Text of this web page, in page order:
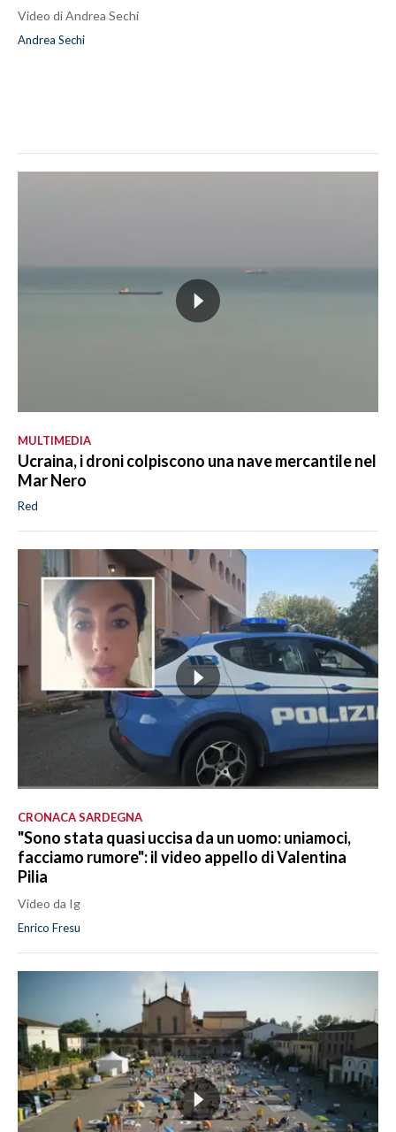
Video di Andrea Sechi
Andrea Sechi
MULTIMEDIA
Ucraina, i droni colpiscono una nave mercantile nel
Mar Nero
Red
CRONACA SARDEGNA
"Sono stata quasi uccisa da un uomo: uniamoci,
facciamo rumore": il video appello di Valentina
Pilia
Video da Ig
Enrico Fresu